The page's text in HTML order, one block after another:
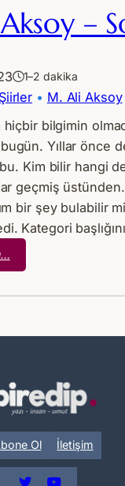
–
1–2 dakika
• M. Ali Aksoy
hiçbir bilgimin
Yıllar önce
Kim bilir hangi
geçmiş
bir şey bulabilir
Kategori
M.
Son
Ol İletişim